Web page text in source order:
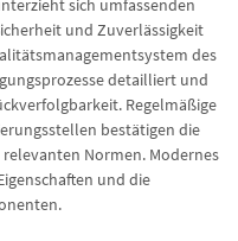
sich umfassenden
und Zuverlässigkeit
des
detailliert und
Regelmäßige
bestätigen die
Normen. Modernes
und die